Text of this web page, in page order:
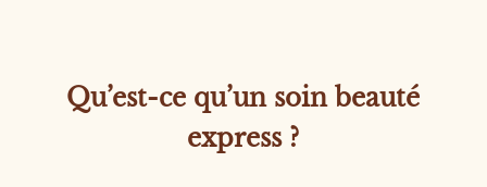
Qu’est-ce qu’un soin beauté
express ?